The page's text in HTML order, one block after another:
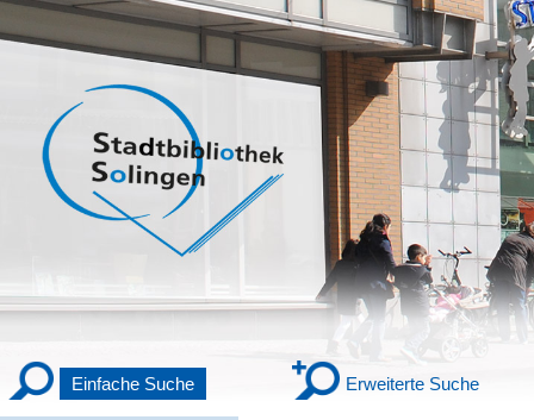
Einfache Suche Erweiterte Suche